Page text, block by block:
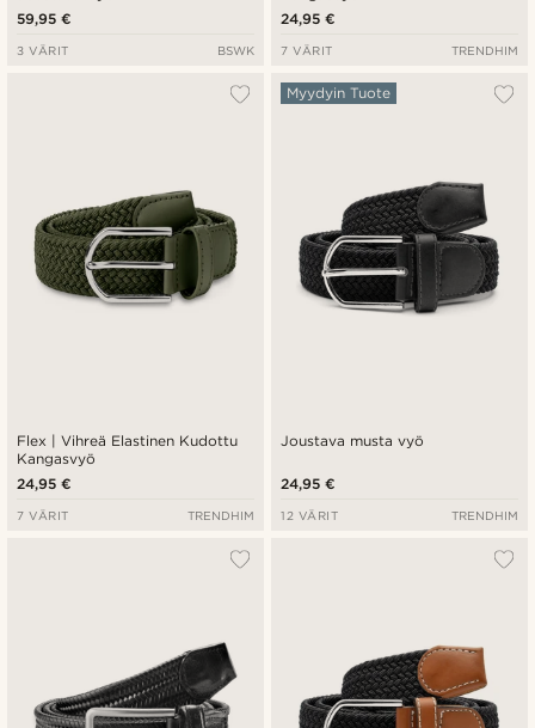
59,95 €
3 VÄRIT BSWK
24,95 €
7 VÄRIT TRENDHIM
Flex | Vihreä Elastinen Kudottu
Kangasvyö
24,95 €
7 VÄRIT TRENDHIM
Joustava musta vyö
Myydyin Tuote
24,95 €
12 VÄRIT TRENDHIM